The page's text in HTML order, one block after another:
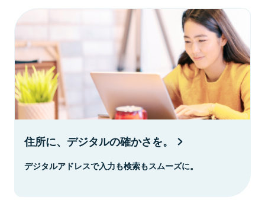
住所に、デジタルの確かさを。
デジタルアドレスで入力も検索もスムーズに。